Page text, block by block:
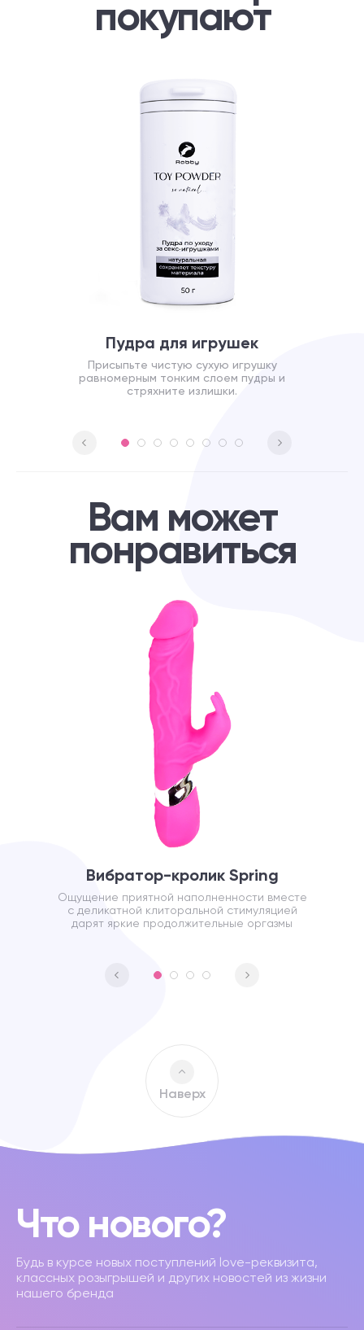
покупают
Пудра для игрушек
Присыпьте чистую сухую игрушку
равномерным тонким слоем пудры и
стряхните излишки.
Вам может
понравиться
Вибратор-кролик Spring
Ощущение приятной наполненности вместе
с деликатной клиторальной стимуляцией
дарят яркие продолжительные оргазмы
Наверх
Что нового?
Будь в курсе новых поступлений love-реквизита,
классных розыгрышей и других новостей из жизни
нашего бренда